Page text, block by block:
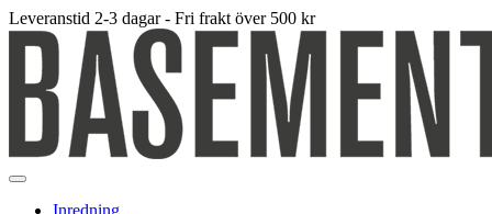
Leveranstid 2-3 dagar - Fri frakt över 500 kr
Inredning